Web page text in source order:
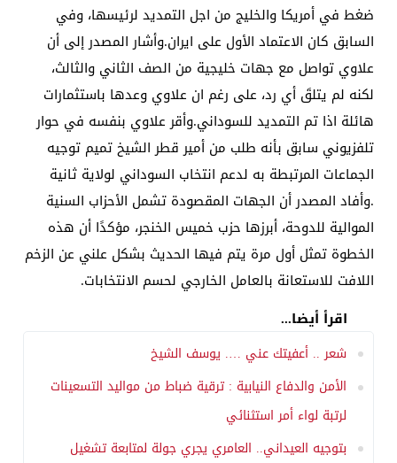
ضغط في أمريكا والخليج من اجل التمديد لرئيسها، وفي
السابق كان الاعتماد الأول على ايران.وأشار المصدر إلى أن
علاوي تواصل مع جهات خليجية من الصف الثاني والثالث،
لكنه لم يتلقَ أي رد، على رغم ان علاوي وعدها باستثمارات
هائلة اذا تم التمديد للسوداني.وأقر علاوي بنفسه في حوار
تلفزيوني سابق بأنه طلب من أمير قطر الشيخ تميم توجيه
الجماعات المرتبطة به لدعم انتخاب السوداني لولاية ثانية
.وأفاد المصدر أن الجهات المقصودة تشمل الأحزاب السنية
الموالية للدوحة، أبرزها حزب خميس الخنجر، مؤكدًا أن هذه
الخطوة تمثل أول مرة يتم فيها الحديث بشكل علني عن الزخم
اللافت للاستعانة بالعامل الخارجي لحسم الانتخابات.
اقرأ أيضا...
شعر .. أعفيتك عني …. يوسف الشيخ
الأمن والدفاع النيابية : ترقية ضباط من مواليد التسعينات
لرتبة لواء أمر استثنائي
بتوجيه العيداني.. العامري يجري جولة لمتابعة تشغيل